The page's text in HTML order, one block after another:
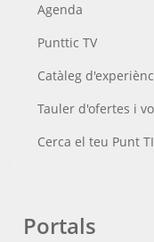
Agenda
Punttic TV
Catàleg
Tauler d'ofertes i
Cerca el teu Punt
Portals